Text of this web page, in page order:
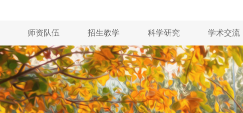
师资队伍 招生教学 科学研究 学术交流